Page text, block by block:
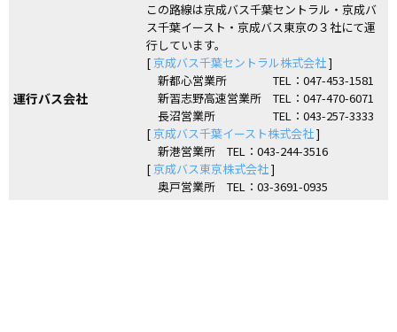
運行バス会社
この路線は京成バス千葉セントラル・京成バ
ス千葉イースト・京成バス東京の３社にて運
行しています。
[ 京成バス千葉セントラル株式会社]
新都心営業所 TEL：047-453-1581
新習志野高速営業所 TEL：047-470-6071
長沼営業所 TEL：043-257-3333
[ 京成バス千葉イースト株式会社]
新港営業所 TEL：043-244-3516
[ 京成バス東京株式会社]
奥戸営業所 TEL：03-3691-0935